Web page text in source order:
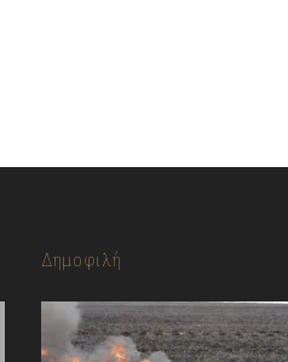
Δημοφιλή